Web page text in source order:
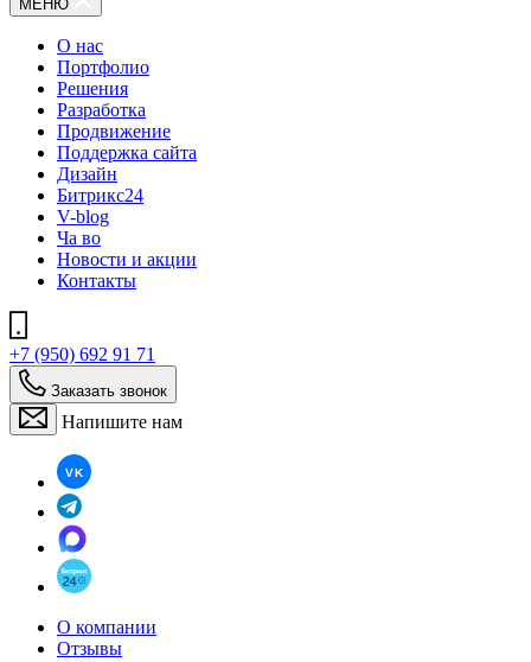
МЕНЮ
О нас
Портфолио
Решения
Разработка
Продвижение
Поддержка сайта
Дизайн
Битрикс24
V-blog
Ча во
Новости и акции
Контакты
+7 (950) 692 91 71
Заказать звонок
Напишите нам
О компании
Отзывы